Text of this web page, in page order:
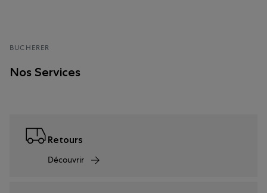
BUCHERER
Nos Services
Retours
Découvrir